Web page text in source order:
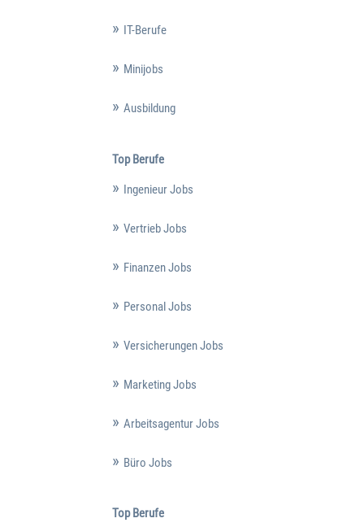
IT-Berufe
Minijobs
Ausbildung
Top Berufe
Ingenieur Jobs
Vertrieb Jobs
Finanzen Jobs
Personal Jobs
Versicherungen Jobs
Marketing Jobs
Arbeitsagentur Jobs
Büro Jobs
Top Berufe